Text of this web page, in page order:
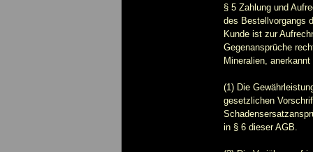
§ 5 Zahlung und
des Bestellvorgangs
Kunde ist zur
Gegenansprüche
Mineralien,
(1) Die
gesetzlichen
in § 6 dieser AGB.